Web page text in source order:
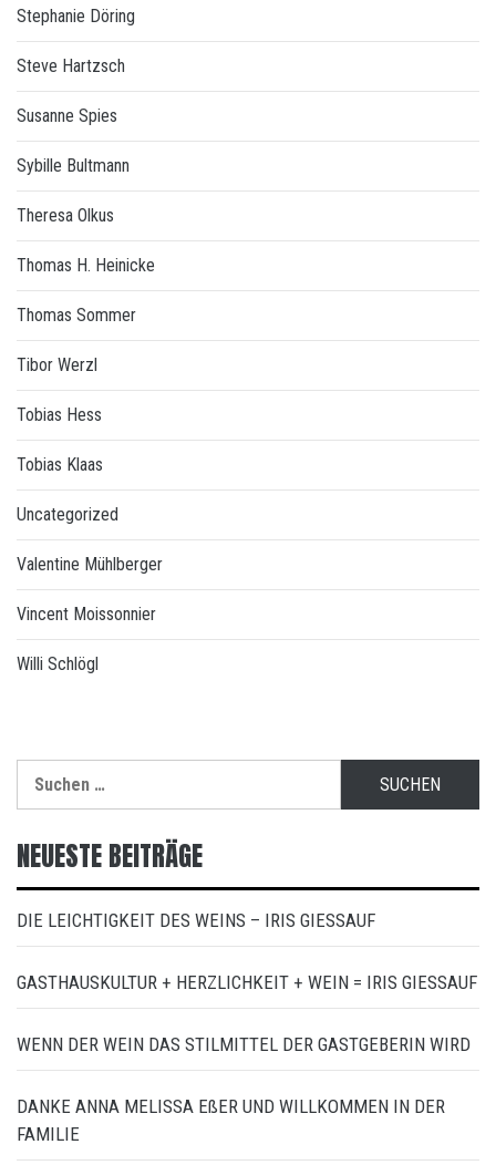
Stephanie Döring
Steve Hartzsch
Susanne Spies
Sybille Bultmann
Theresa Olkus
Thomas H. Heinicke
Thomas Sommer
Tibor Werzl
Tobias Hess
Tobias Klaas
Uncategorized
Valentine Mühlberger
Vincent Moissonnier
Willi Schlögl
nach:
NEUESTE BEITRÄGE
DIE LEICHTIGKEIT DES WEINS – IRIS GIESSAUF
GASTHAUSKULTUR + HERZLICHKEIT + WEIN = IRIS GIESSAUF
WENN DER WEIN DAS STILMITTEL DER GASTGEBERIN WIRD
DANKE ANNA MELISSA EßER UND WILLKOMMEN IN DER
FAMILIE